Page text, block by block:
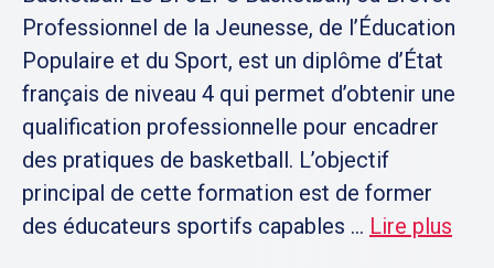
Professionnel de la Jeunesse, de l’Éducation
Populaire et du Sport, est un diplôme d’État
français de niveau 4 qui permet d’obtenir une
qualification professionnelle pour encadrer
des pratiques de basketball. L’objectif
principal de cette formation est de former
des éducateurs sportifs capables ... Lire plus